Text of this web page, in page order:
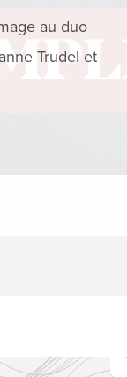
au duo
Trudel et